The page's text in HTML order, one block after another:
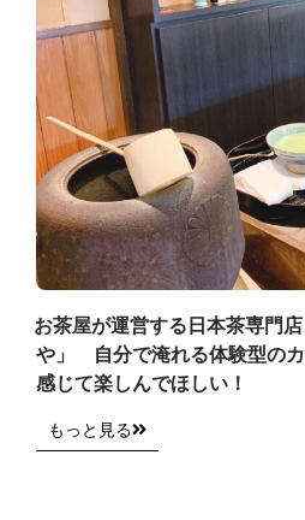
お茶屋が運営する日本茶専門
や」 自分で淹れる体験型の
感じて楽しんでほしい！
もっと見る